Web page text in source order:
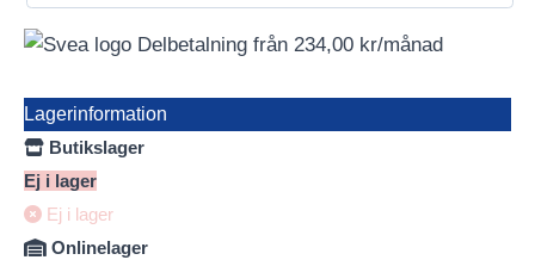
Delbetalning från 234,00 kr/månad
Lagerinformation
Butikslager
Ej i lager
Ej i lager
Onlinelager